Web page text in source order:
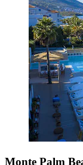
Monte Palm